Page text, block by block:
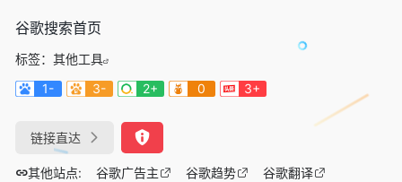
谷歌搜索首页
标签： 其他工具
1-
3- 2+ 0 3+
链接直达
其他站点: 谷歌广告主 谷歌趋势
谷歌翻译